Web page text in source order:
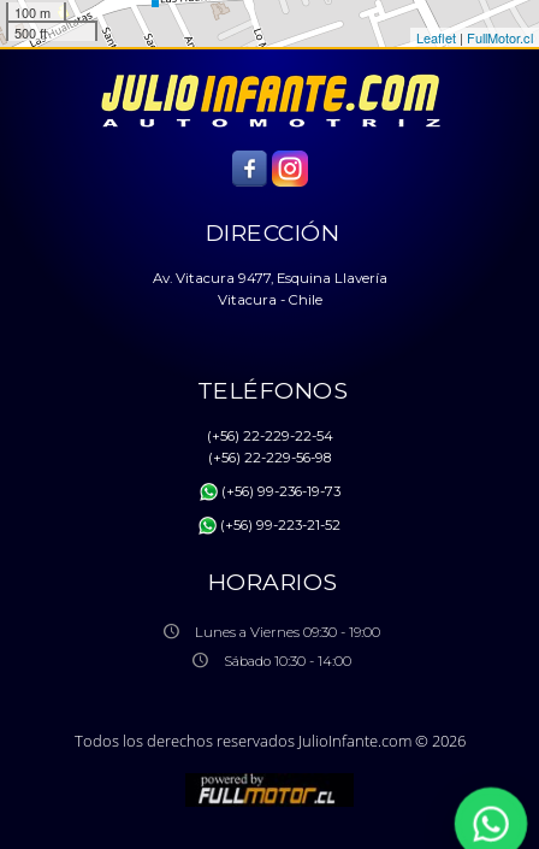
100 m
500 ft
Leaflet | FullMotor.cl
DIRECCIÓN
Av. Vitacura 9477, Esquina Llavería
Vitacura - Chile
TELÉFONOS
(+56) 22-229-22-54
(+56) 22-229-56-98
(+56) 99-236-19-73
(+56) 99-223-21-52
HORARIOS
Lunes a Viernes 09:30 - 19:00
Sábado 10:30 - 14:00
Todos los derechos reservados JulioInfante.com © 2026